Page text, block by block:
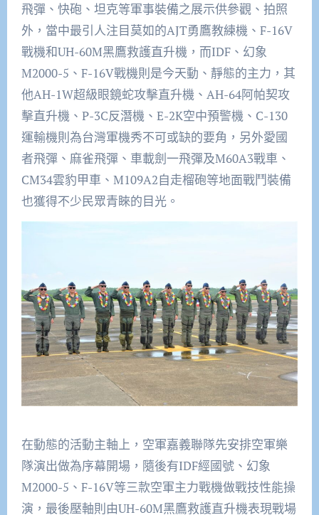
飛彈、快砲、坦克等軍事裝備之展示供參觀、拍照
外，當中最引人注目莫如的AJT勇鷹教練機、F-16V
戰機和UH-60M黑鷹救護直升機，而IDF、幻象
M2000-5、F-16V戰機則是今天動、靜態的主力，其
他AH-1W超級眼鏡蛇攻擊直升機、AH-64阿帕契攻
擊直升機、P-3C反潛機、E-2K空中預警機、C-130
運輸機則為台灣軍機秀不可或缺的要角，另外愛國
者飛彈、麻雀飛彈、車載劍一飛彈及M60A3戰車、
CM34雲豹甲車、M109A2自走榴砲等地面戰鬥裝備
也獲得不少民眾青睞的目光。
在動態的活動主軸上，空軍嘉義聯隊先安排空軍樂
隊演出做為序幕開場，隨後有IDF經國號、幻象
M2000-5、F-16V等三款空軍主力戰機做戰技性能操
演，最後壓軸則由UH-60M黑鷹救護直升機表現戰場